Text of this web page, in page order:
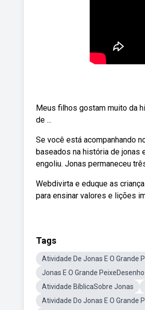
Meus filhos gostam muito da
de ...
Se você está acompanhando
baseados na história de jonas
engoliu. Jonas permaneceu
Webdivirta e eduque as
para ensinar valores e lições
Tags
Atividade De Jonas E O Grande
Jonas E O Grande
Atividade BíblicaSobre Jonas
Atividade Do Jonas E O Grande